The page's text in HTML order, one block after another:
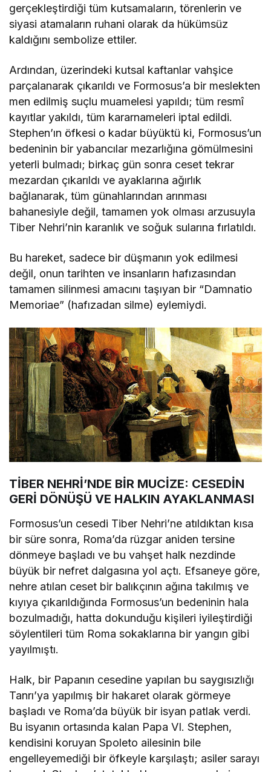
gerçekleştirdiği tüm kutsamaların, törenlerin ve
siyasi atamaların ruhani olarak da hükümsüz
kaldığını sembolize ettiler.
Ardından, üzerindeki kutsal kaftanlar vahşice
parçalanarak çıkarıldı ve Formosus’a bir meslekten
men edilmiş suçlu muamelesi yapıldı; tüm resmî
kayıtlar yakıldı, tüm kararnameleri iptal edildi.
Stephen’ın öfkesi o kadar büyüktü ki, Formosus’un
bedeninin bir yabancılar mezarlığına gömülmesini
yeterli bulmadı; birkaç gün sonra ceset tekrar
mezardan çıkarıldı ve ayaklarına ağırlık
bağlanarak, tüm günahlarından arınması
bahanesiyle değil, tamamen yok olması arzusuyla
Tiber Nehri’nin karanlık ve soğuk sularına fırlatıldı.
Bu hareket, sadece bir düşmanın yok edilmesi
değil, onun tarihten ve insanların hafızasından
tamamen silinmesi amacını taşıyan bir “Damnatio
Memoriae” (hafızadan silme) eylemiydi.
TİBER NEHRİ’NDE BİR MUCİZE: CESEDİN
GERİ DÖNÜŞÜ VE HALKIN AYAKLANMASI
Formosus’un cesedi Tiber Nehri’ne atıldıktan kısa
bir süre sonra, Roma’da rüzgar aniden tersine
dönmeye başladı ve bu vahşet halk nezdinde
büyük bir nefret dalgasına yol açtı. Efsaneye göre,
nehre atılan ceset bir balıkçının ağına takılmış ve
kıyıya çıkarıldığında Formosus’un bedeninin hala
bozulmadığı, hatta dokunduğu kişileri iyileştirdiği
söylentileri tüm Roma sokaklarına bir yangın gibi
yayılmıştı.
Halk, bir Papanın cesedine yapılan bu saygısızlığı
Tanrı’ya yapılmış bir hakaret olarak görmeye
başladı ve Roma’da büyük bir isyan patlak verdi.
Bu isyanın ortasında kalan Papa VI. Stephen,
kendisini koruyan Spoleto ailesinin bile
engelleyemediği bir öfkeyle karşılaştı; asiler sarayı